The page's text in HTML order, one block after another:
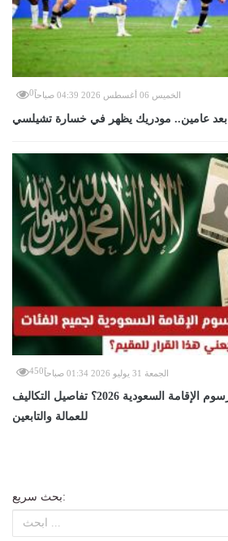
الخميس 06 أغسطس 2026 04:39 صباحاً 0
بعد عامين.. مودريك يظهر في خسارة تشيلسي
الجمعة 31 يوليو 2026 01:34 صباحاً 450
قبل التجديد .. كم تبلغ رسوم الإقامة السعودية 2026؟ تفاصيل التكاليف
للعمالة والتابعين
بحث سريع: